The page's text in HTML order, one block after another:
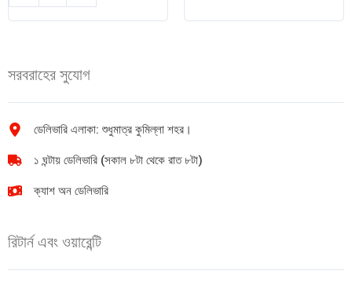
কাসুন্দি
285ml
জ্যাম
সরবরাহের সুযোগ
ডেলিভারি এলাকা: শুধুমাত্র কুমিল্লা শহর।
১ ঘন্টায় ডেলিভারি (সকাল ৮টা থেকে রাত ৮টা)
ক্যাশ অন ডেলিভারি
রিটার্ন এবং ওয়ারেন্টি